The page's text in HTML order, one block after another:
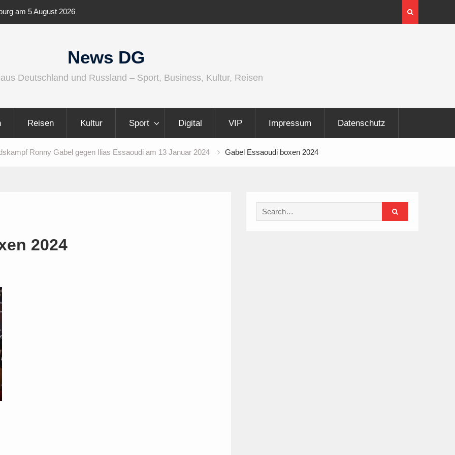
am 5 August 2026
vielfältiger
News DG
Deutschland und Russland – Sport, Business, Kultur, Reisen
Reisen Kultur Sport Digital VIP Impressum Datenschutz
Ronny Gabel gegen Ilias Essaoudi am 13 Januar 2024 Gabel Essaoudi boxen 2024
2024
Search
for: